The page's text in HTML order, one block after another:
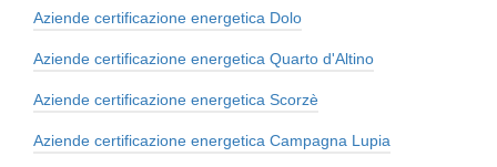
Aziende certificazione energetica Dolo
Aziende certificazione energetica Quarto d'Altino
Aziende certificazione energetica Scorzè
Aziende certificazione energetica Campagna Lupia